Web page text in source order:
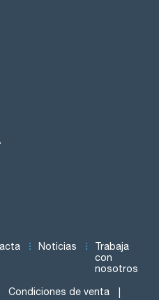
Noticias
Trabaja
con
nosotros
Condiciones de venta